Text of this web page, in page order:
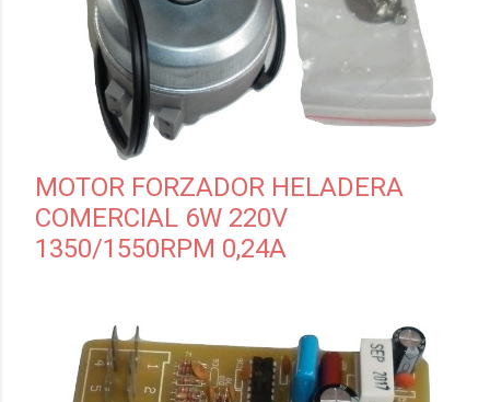
MOTOR FORZADOR HELADERA
COMERCIAL 6W 220V
1350/1550RPM 0,24A